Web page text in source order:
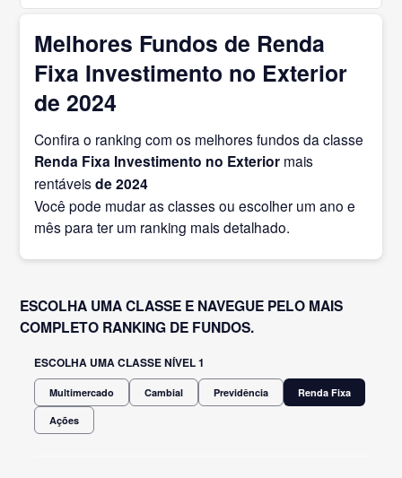
Melhores Fundos de Renda
Fixa Investimento no Exterior
de 2024
Confira o ranking com os melhores fundos da classe
Renda Fixa Investimento no Exterior mais
rentáveisde 2024
Você pode mudar as classes ou escolher um ano e
mês para ter um ranking mais detalhado.
ESCOLHA UMA CLASSE E NAVEGUE PELO MAIS
COMPLETO RANKING DE FUNDOS.
ESCOLHA UMA CLASSE NÍVEL 1
Multimercado Cambial Previdência Renda Fixa
Ações